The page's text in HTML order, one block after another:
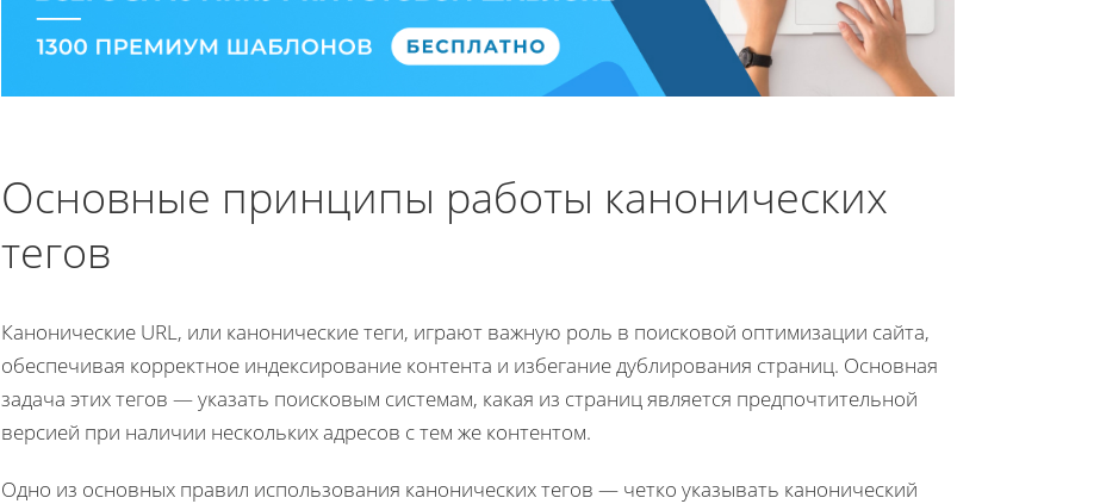
Основные принципы работы канонических
тегов
Канонические URL, или канонические теги, играют важную роль в поисковой оптимизации сайта,
обеспечивая корректное индексирование контента и избегание дублирования страниц. Основная
задача этих тегов — указать поисковым системам, какая из страниц является предпочтительной
версией при наличии нескольких адресов с тем же контентом.
Одно из основных правил использования канонических тегов — четко указывать канонический